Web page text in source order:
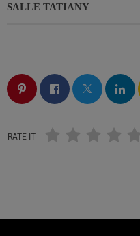
SALLE TATIANY
RATE IT